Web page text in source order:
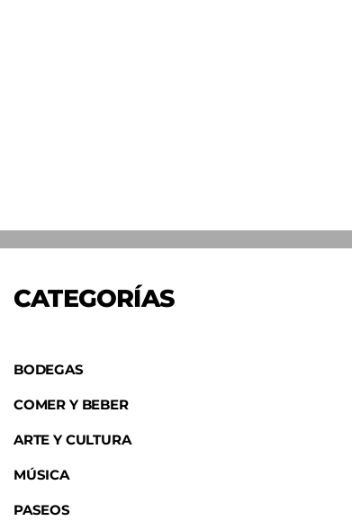
CATEGORÍAS
BODEGAS
COMER Y BEBER
ARTE Y CULTURA
MÚSICA
PASEOS